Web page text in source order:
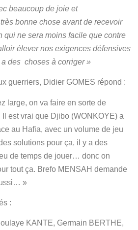
beaucoup de joie et
bonne chose avant de recevoir
qui ne sera moins facile que contre
élever nos exigences défensives
des choses à corriger »
guerriers, Didier GOMES répond :
large, on va faire en sorte de
est vrai que Djibo (WONKOYE) a
au Hafia, avec un volume de jeu
solutions pour ça, il y a des
de temps de jouer… donc on
tout ça. Brefo MENSAH demande
»
:
KANTE, Germain BERTHE,